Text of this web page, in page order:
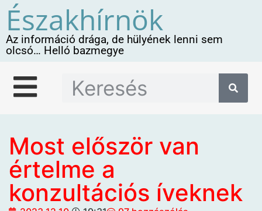
Északhírnök
Az információ drága, de hülyének lenni sem
olcsó… Helló bazmegye
Most először van
értelme a
konzultációs íveknek